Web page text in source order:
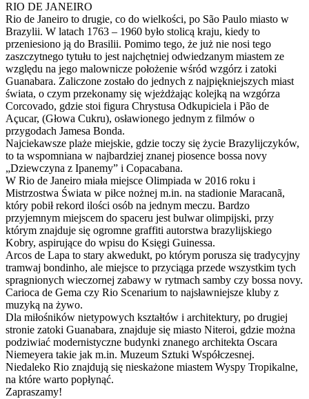
RIO DE JANEIRO
Rio de Janeiro to drugie, co do wielkości, po São Paulo miasto w
Brazylii. W latach 1763 – 1960 było stolicą kraju, kiedy to
przeniesiono ją do Brasilii. Pomimo tego, że już nie nosi tego
zaszczytnego tytułu to jest najchętniej odwiedzanym miastem ze
względu na jego malownicze położenie wśród wzgórz i zatoki
Guanabara. Zaliczone zostało do jednych z najpiękniejszych miast
świata, o czym przekonamy się wjeżdżając kolejką na wzgórza
Corcovado, gdzie stoi figura Chrystusa Odkupiciela i Pão de
Açucar, (Głowa Cukru), osławionego jednym z filmów o
przygodach Jamesa Bonda.
Najciekawsze plaże miejskie, gdzie toczy się życie Brazylijczyków,
to ta wspomniana w najbardziej znanej piosence bossa novy
„Dziewczyna z Ipanemy” i Copacabana.
W Rio de Janeiro miała miejsce Olimpiada w 2016 roku i
Mistrzostwa Świata w piłce nożnej m.in. na stadionie Maracanã,
który pobił rekord ilości osób na jednym meczu. Bardzo
przyjemnym miejscem do spaceru jest bulwar olimpijski, przy
którym znajduje się ogromne graffiti autorstwa brazylijskiego
Kobry, aspirujące do wpisu do Księgi Guinessa.
Arcos de Lapa to stary akwedukt, po którym porusza się tradycyjny
tramwaj bondinho, ale miejsce to przyciąga przede wszystkim tych
spragnionych wieczornej zabawy w rytmach samby czy bossa novy.
Carioca de Gema czy Rio Scenarium to najsławniejsze kluby z
muzyką na żywo.
Dla miłośników nietypowych kształtów i architektury, po drugiej
stronie zatoki Guanabara, znajduje się miasto Niteroi, gdzie można
podziwiać modernistyczne budynki znanego architekta Oscara
Niemeyera takie jak m.in. Muzeum Sztuki Współczesnej.
Niedaleko Rio znajdują się nieskażone miastem Wyspy Tropikalne,
na które warto popłynąć.
Zapraszamy!